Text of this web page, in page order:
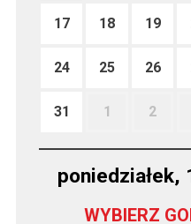
17 18 19
24 25 26
31 1 2
poniedziałek,
WYBIERZ